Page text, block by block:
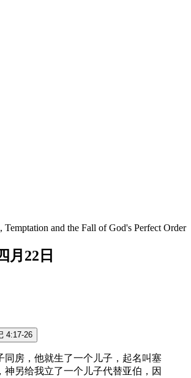
月22日
4:17-26
同房，他就生了一个儿子，起名叫塞
神另给我立了一个儿子代替亚伯，因